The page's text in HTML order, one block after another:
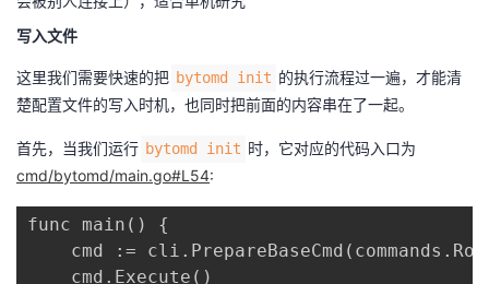
写入文件
这里我们需要快速的把 bytomd init 的执行流程过一遍，才能清
楚配置文件的写入时机，也同时把前面的内容串在了一起。
首先，当我们运行 bytomd init 时，它对应的代码入口为
cmd/bytomd/main.go#L54:
func main() {
cmd :=
cmd.Execute()